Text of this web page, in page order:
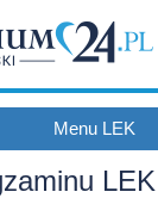
Menu LEK
LEK